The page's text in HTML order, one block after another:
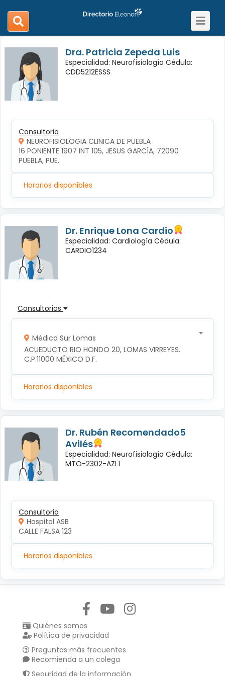
search
navigation
Toggle
Dra. Patricia Zepeda Luis
Especialidad: Neurofisiología Cédula:
CDD5212ESSS
Consultorio
NEUROFISIOLOGIA CLINICA DE PUEBLA
16 PONIENTE 1907 INT 105, JESUS GARCÍA, 72090
PUEBLA, PUE.
Horarios disponibles
Dr. Enrique Lona Cardio
Especialidad: Cardiología Cédula:
CARDIO1234
Consultorios
Médica Sur Lomas
ACUEDUCTO RIO HONDO 20, LOMAS VIRREYES.
C.P.11000 MÉXICO D.F.
Horarios disponibles
Dr. Rubén Recomendado5
Avilés
Especialidad: Neurofisiología Cédula:
MTO-2302-AZL1
Consultorio
Hospital ASB
CALLE FALSA 123
Horarios disponibles
Quiénes somos
Política de privacidad
Preguntas más frecuentes
Recomienda a un colega
Seguridad de la información